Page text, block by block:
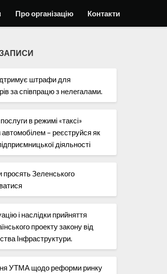
Про організацію Контакти
штрафи для
за співпрацю з нелегалами.
в режимі «таксі»
– реєструйся як
діяльності
просять Зеленського
і наслідки прийняття
проекту закону від
Інфраструктури.
УТМА щодо реформи ринку